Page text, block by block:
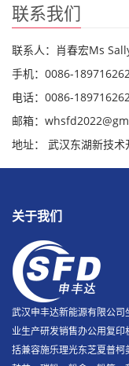
联系我们
联系人：肖春宏Ms
手机：0086-
电话：0086-
邮箱：
地址： 武汉东湖新技
关于我们
武汉申丰达新能源有限公
业生产研发销售办公用复
括兼容施乐理光东芝夏普